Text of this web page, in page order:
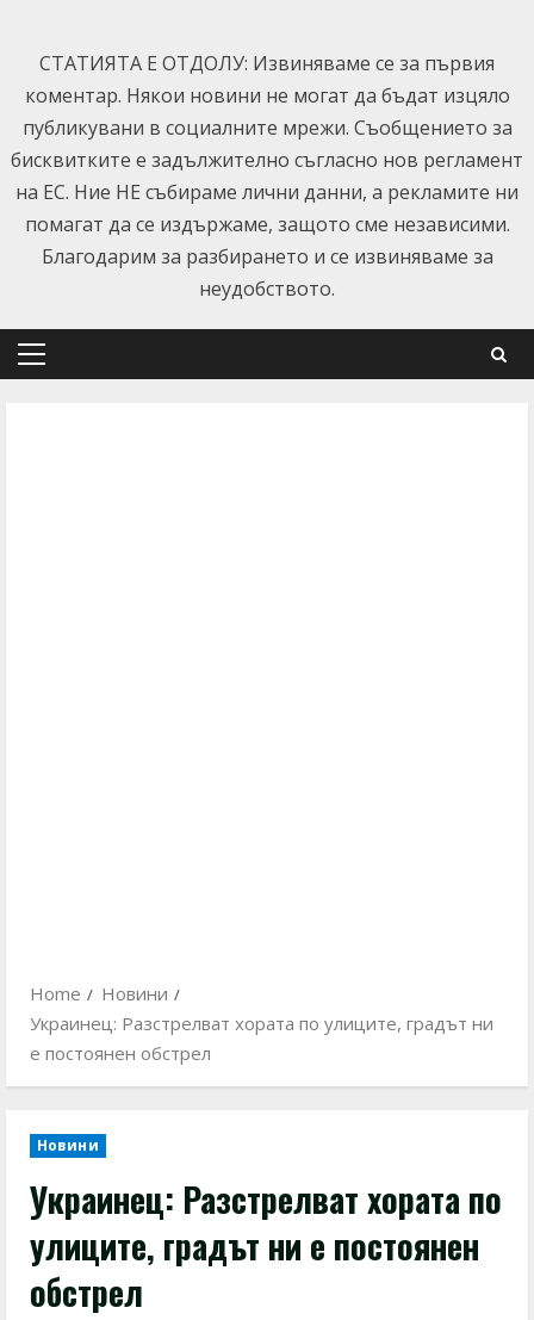
content
СТАТИЯТА Е ОТДОЛУ: Извиняваме се за първия
коментар. Някои новини не могат да бъдат изцяло
публикувани в социалните мрежи. Съобщението за
бисквитките е задължително съгласно нов регламент
на ЕС. Ние НЕ събираме лични данни, а рекламите ни
помагат да се издържаме, защото сме независими.
Благодарим за разбирането и се извиняваме за
неудобството.
Primary
Home
Новини
Украинец: Разстрелват хората по улиците, градът ни
е постоянен обстрел
Новини
Украинец: Разстрелват хората по
улиците, градът ни е постоянен
обстрел